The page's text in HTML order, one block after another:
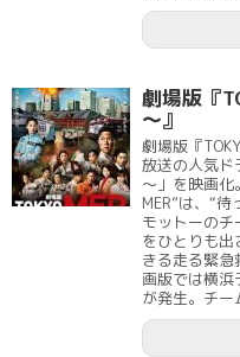
劇場版『
～』
劇場版『
放送の人気ド
～」を映画化
MER”は、“
モットーのチ
をひとりも出
きる走る緊急
画版では横
が発生。チー